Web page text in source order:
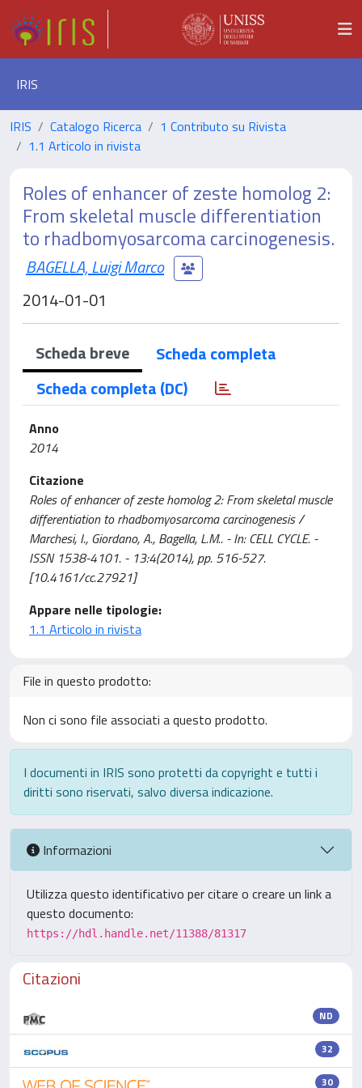
IRIS
IRIS Catalogo Ricerca
1 Contributo su Rivista
1.1 Articolo in rivista
Roles of enhancer of zeste homolog 2:
From skeletal muscle differentiation
to rhadbomyosarcoma carcinogenesis.
BAGELLA, Luigi Marco
2014-01-01
Scheda breve
Scheda completa
Scheda completa (DC)
Anno
2014
Citazione
Roles of enhancer of zeste homolog 2: From skeletal muscle
differentiation to rhadbomyosarcoma carcinogenesis /
Marchesi, I., Giordano, A., Bagella, L.M.. - In: CELL CYCLE. -
ISSN 1538-4101. - 13:4(2014), pp. 516-527.
[10.4161/cc.27921]
Appare nelle tipologie:
1.1 Articolo in rivista
File in questo prodotto:
Non ci sono file associati a questo prodotto.
I documenti in IRIS sono protetti da copyright e tutti i
diritti sono riservati, salvo diversa indicazione.
Informazioni
Utilizza questo identificativo per citare o creare un link a
questo documento:
https://hdl.handle.net/11388/81317
Citazioni
ND
32
30